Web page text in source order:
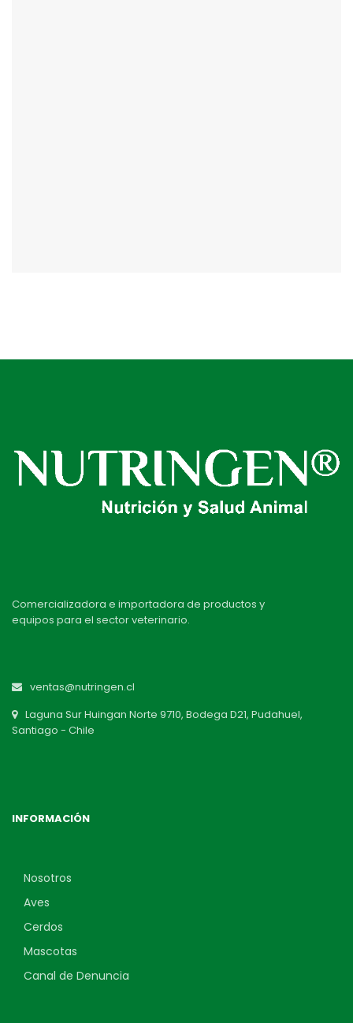
Comercializadora e importadora de productos y
equipos para el sector veterinario.
ventas@nutringen.cl
Laguna Sur Huingan Norte 9710, Bodega D21, Pudahuel,
Santiago - Chile
INFORMACIÓN
Nosotros
Aves
Cerdos
Mascotas
Canal de Denuncia